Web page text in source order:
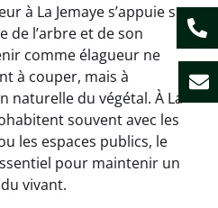
à La Jemaye s’appuie sur
de l’arbre et de son
comme élagueur ne
à couper, mais à
naturelle du végétal. À La
souvent avec les
les espaces publics, le
pour maintenir un
vivant.